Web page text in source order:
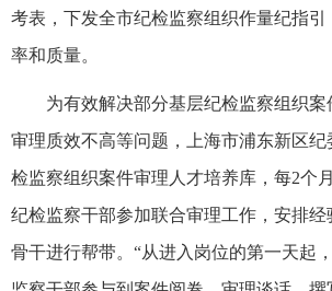
考表，下发全市纪检监察组织作量纪指引
率和质量。
为有效解决部分基层纪检监察组织案
审理质效不高等问题，上海市浦东新区
检监察组织案件审理人才培养库，每2个
纪检监察干部参加联合审理工作，安排经
骨干进行帮带。“从进入岗位的第一天起